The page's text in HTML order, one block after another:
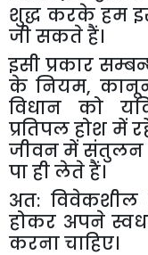
शुद्ध करके हम
जी सकते हैं।
इसी प्रकार
के नियम,
विधान को
प्रतिपल होश में
जीवन में संतुलन
पा ही लेते हैं।
अत:
होकर अपने
करना चाहिए।